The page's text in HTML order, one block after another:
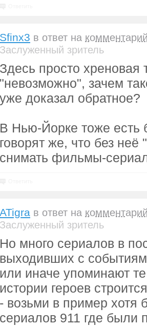
Sfinx3 в ответ на
Заслуженный зритель
Здесь просто хреновая
"невозможно", зачем
уже доказал обратное?
В Нью-Йорке тоже есть
говорят же, что без неё
снимать фильмы-
ATigra в ответ на
Заслуженный зритель
Но много сериалов в
выходивших с
или иначе упоминают
истории героев
- возьми в пример хотя
сериалов 911 где были